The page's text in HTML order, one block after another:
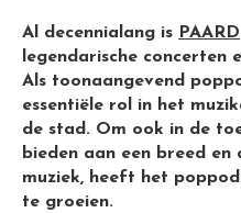
Al decennialang is PAARD
legendarische concerten
Als toonaangevend
essentiële rol in het
de stad. Om ook in de
bieden aan een breed
muziek, heeft het
te groeien.